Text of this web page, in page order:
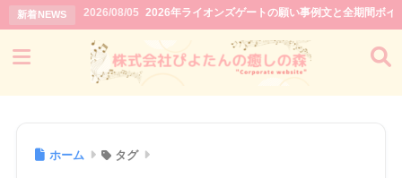
新着NEWS 2026/08/05 2026年ライオンズゲートの願い事例文と全期間ボイ
ホーム タグ